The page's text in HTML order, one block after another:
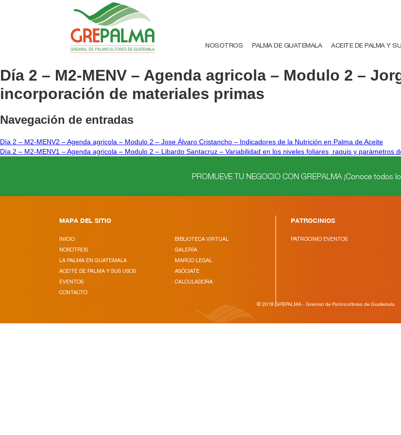
NOSOTROS PALMA DE GUATEMALA ACEITE DE PALMA Y
Día 2 – M2-MENV – Agenda agricola – Modulo 2 –
incorporación de materiales primas
Navegación de entradas
Día 2 – M2-MENV2 – Agenda agricola – Modulo 2 – Jose Álvaro Cristancho – Indicadores de la Nutrición en Palma de Aceite
Día 2 – M2-MENV1 – Agenda agricola – Modulo 2 – Libardo Santacruz – Variabilidad en los niveles foliares, raquis y
PROMUEVE TU NEGOCIO CON GREPALMA ¡Conoce todos
MAPA DEL SITIO
INICIO
NOSOTROS
LA PALMA EN GUATEMALA
ACEITE DE PALMA Y SUS USOS
EVENTOS
CONTACTO
BIBLIOTECA VIRTUAL
GALERÍA
MARCO LEGAL
ASÓCIATE
CALCULADORA
PATROCINIOS
PATROCINIO EVENTOS
© 2018 GREPALMA - Gremial de Palmicultores de Guatemala.